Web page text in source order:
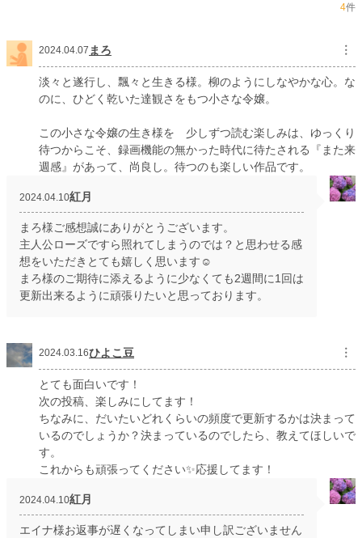
週間ポイント 14 pt (70,247 位)
月間ポイント 63 pt (75,351 位)
累計ポイント 25,722 pt (63,024 位)
4件
2024.04.07 まろ ︙
淡々と遂行し、飄々と生きる様。柳のようにしなやかな心。な
のに、ひどく乾いた達観さをもつ小さな令嬢。
この小さな令嬢の生き様を 少しずつ読む楽しみは、ゆっくり
待つからこそ、録画機能の無かった時代に待たされる『また来
週感』があって、尚良し。待つのも楽しい作品です。
2024.04.10紅月
まろ様ご感想誠にありがとうございます。
主人公ローズですら照れてしまうのでは？と思わせる感
想をいただきとても嬉しく思います☺️
まろ様のご期待に添えるように少なくても2週間に1回は
更新出来るように頑張りたいと思っております。
2024.03.16ひよこ豆 ︙
とても面白いです！
次の投稿、楽しみにしてます！
ちなみに、だいたいどれくらいの頻度で更新するかは決まって
いるのでしょうか？決まっているのでしたら、教えてほしいで
す。
これからも頑張ってください✨応援してます！
2024.04.10紅月
エイナ様お返事が遅くなってしまい申し訳ございません